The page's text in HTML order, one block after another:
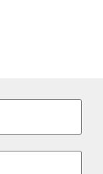
ラック色)